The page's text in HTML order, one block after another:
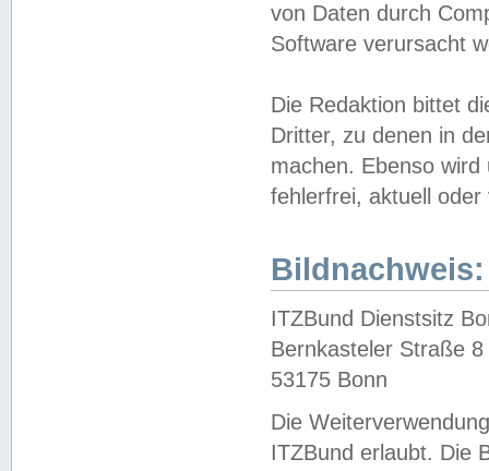
von Daten durch
Software verursacht
Die Redaktion bittet
Dritter, zu denen in
machen. Ebenso
fehlerfrei, aktuell oder
Bildnachweis:
ITZBund Dienstsitz
Bernkasteler Straße 8
53175 Bonn
Die
ITZBund erlaubt. Die